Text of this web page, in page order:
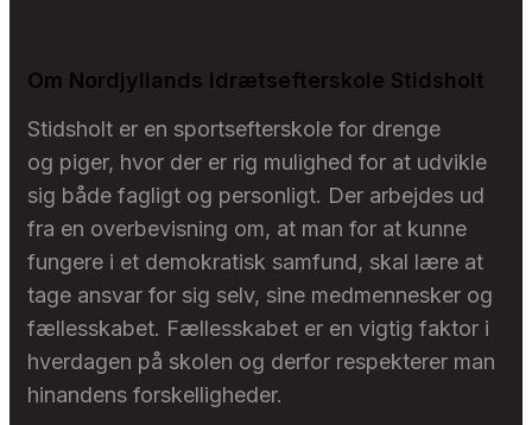
Om Nordjyllands Idrætsefterskole Stidsholt
Stidsholt er en sportsefterskole for drenge
og piger, hvor der er rig mulighed for at udvikle
sig både fagligt og personligt. Der arbejdes ud
fra en overbevisning om, at man for at kunne
fungere i et demokratisk samfund, skal lære at
tage ansvar for sig selv, sine medmennesker og
fællesskabet. Fællesskabet er en vigtig faktor i
hverdagen på skolen og derfor respekterer man
hinandens forskelligheder.